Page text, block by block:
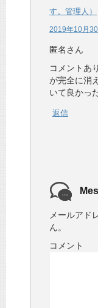
す。管理人）
2019年10月
匿名さん
コメントあ
が完全に消
いて良かっ
返信
メールアド
ん。
コメント